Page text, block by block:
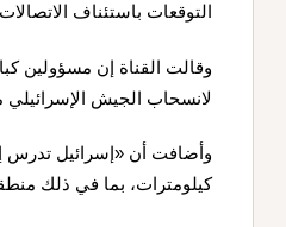
التوقعات باستئناف الاتصالات
وقالت القناة إن مسؤولين
لانسحاب الجيش
كيلومترات، بما في ذلك